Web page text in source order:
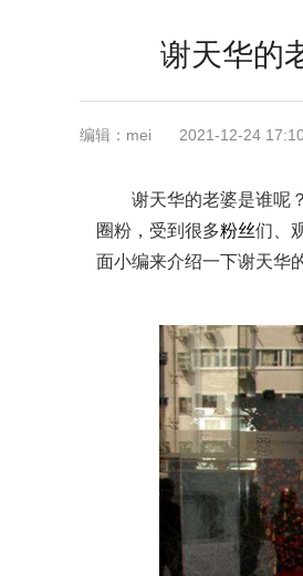
谢天华的
编辑：mei 2021-12-24
谢天华的老婆是谁呢
圈粉，受到很多粉丝们、
面小编来介绍一下谢天华